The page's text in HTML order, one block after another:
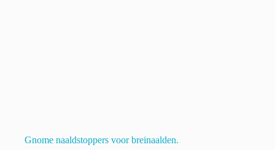
Gnome naaldstoppers voor breinaalden.